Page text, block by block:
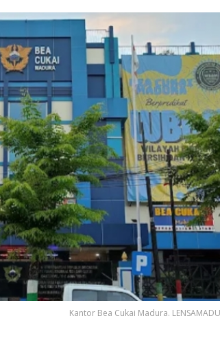
Kantor Bea Cukai Madura.